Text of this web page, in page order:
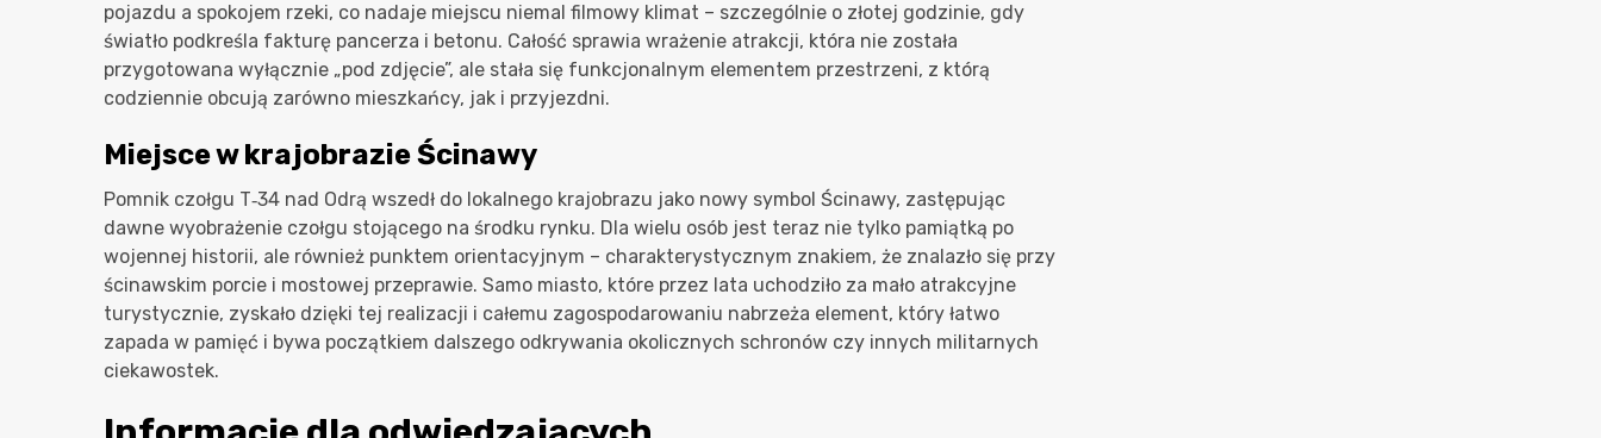
pojazdu a spokojem rzeki, co nadaje miejscu niemal filmowy klimat – szczególnie o złotej godzinie, gdy
światło podkreśla fakturę pancerza i betonu. Całość sprawia wrażenie atrakcji, która nie została
przygotowana wyłącznie „pod zdjęcie”, ale stała się funkcjonalnym elementem przestrzeni, z którą
codziennie obcują zarówno mieszkańcy, jak i przyjezdni.
Miejsce w krajobrazie Ścinawy
Pomnik czołgu T‑34 nad Odrą wszedł do lokalnego krajobrazu jako nowy symbol Ścinawy, zastępując
dawne wyobrażenie czołgu stojącego na środku rynku. Dla wielu osób jest teraz nie tylko pamiątką po
wojennej historii, ale również punktem orientacyjnym – charakterystycznym znakiem, że znalazło się przy
ścinawskim porcie i mostowej przeprawie. Samo miasto, które przez lata uchodziło za mało atrakcyjne
turystycznie, zyskało dzięki tej realizacji i całemu zagospodarowaniu nabrzeża element, który łatwo
zapada w pamięć i bywa początkiem dalszego odkrywania okolicznych schronów czy innych militarnych
ciekawostek.